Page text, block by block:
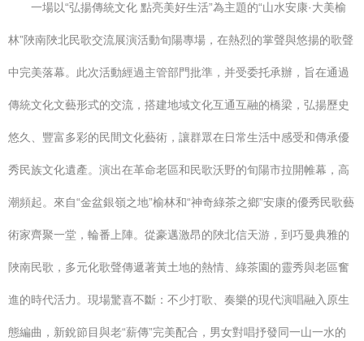
一場以“弘揚傳統文化 點亮美好生活”為主題的“山水安康·大美榆
林”陜南陜北民歌交流展演活動旬陽專場，在熱烈的掌聲與悠揚的歌聲
中完美落幕。此次活動經過主管部門批準，并受委托承辦，旨在通過
傳統文化文藝形式的交流，搭建地域文化互通互融的橋梁，弘揚歷史
悠久、豐富多彩的民間文化藝術，讓群眾在日常生活中感受和傳承優
秀民族文化遺產。演出在革命老區和民歌沃野的旬陽市拉開帷幕，高
潮頻起。來自“金盆銀嶺之地”榆林和“神奇綠茶之鄉”安康的優秀民歌藝
術家齊聚一堂，輪番上陣。從豪邁激昂的陜北信天游，到巧曼典雅的
陜南民歌，多元化歌聲傳遞著黃土地的熱情、綠茶園的靈秀與老區奮
進的時代活力。現場驚喜不斷：不少打歌、奏樂的現代演唱融入原生
態編曲，新銳節目與老“薪傳”完美配合，男女對唱抒發同一山一水的